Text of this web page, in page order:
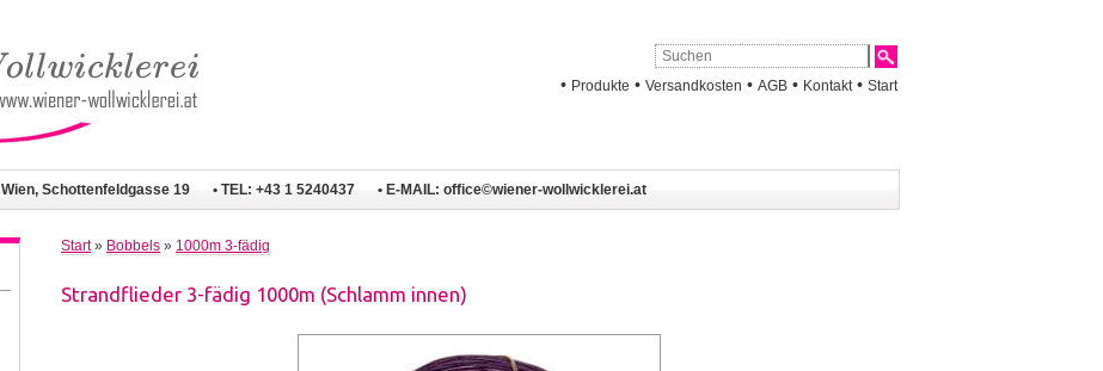
• Produkte • Versandkosten • AGB • Kontakt • Start
Wien, Schottenfeldgasse 19 • TEL: +43 1 5240437 • E-MAIL:office©wiener-wollwicklerei.at
Start» Bobbels » 1000m 3-fädig
Strandflieder 3-fädig 1000m (Schlamm innen)